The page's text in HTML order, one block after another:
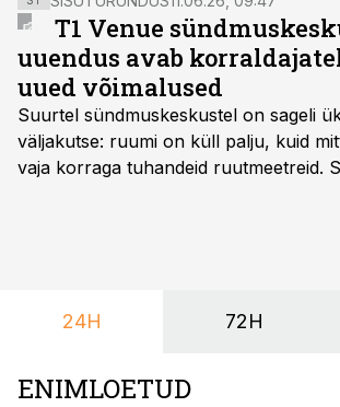
T1 Venue
uuendus avab
uued võimalused
Suurtel sündmuskeskustel on sageli
väljakutse: ruumi on küll palju, kuid
vaja korraga tuhandeid ruutmeetreid.
nendele vajadustele vastanud
24H 72H
ENIMLOETUD